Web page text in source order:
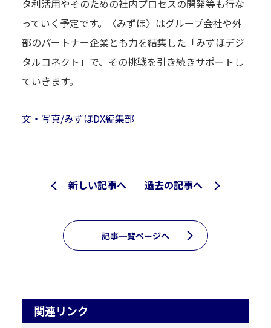
DX NEWS
RECRUIT
タ利活用やそのための社内プロセスの開発等も行な
っていく予定です。〈みずほ〉はグループ会社や外
部のパートナー企業とも力を結集した「みずほデジ
タルコネクト」で、その挑戦を引き続きサポートし
ていきます。
文・写真/みずほDX編集部
新しい記事へ
記事一覧ページへ
過去の記事へ
関連リンク